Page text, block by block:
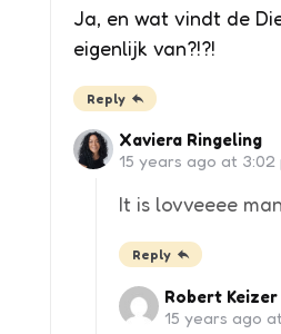
Ja, en wat vindt de
eigenlijk van?!?!
Reply
Xaviera Ringeling
15 years ago at 3:02
It is lovveeee
Reply
Robert Keizer
15 years ago